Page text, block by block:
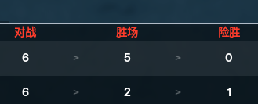
对战 胜场 险胜
6 > 5 > 0
6 > 2 > 1